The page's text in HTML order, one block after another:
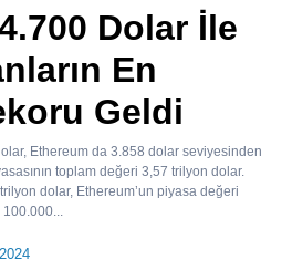
Dolar İle
En
Geldi
Ethereum da 3.858 dolar seviyesinden
toplam değeri 3,57 trilyon dolar.
dolar, Ethereum’un piyasa değeri